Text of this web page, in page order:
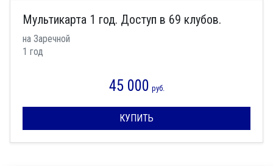
Мультикарта 1 год. Доступ в 69 клубов.
на Заречной
1 год
45 000 руб.
КУПИТЬ